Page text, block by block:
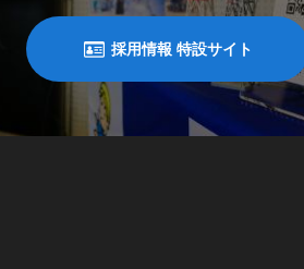
採用情報 特設サイト